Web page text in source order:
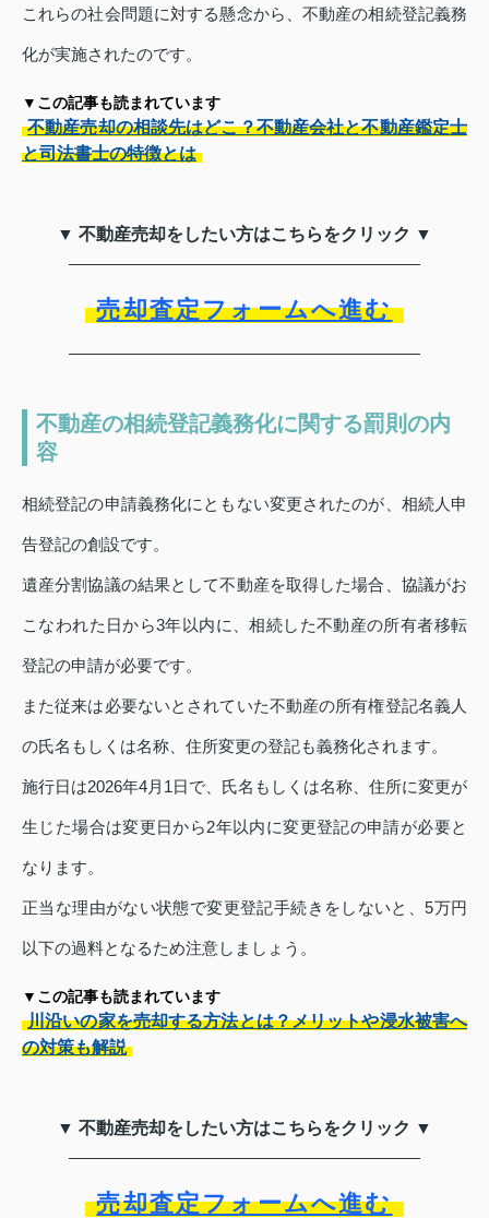
これらの社会問題に対する懸念から、不動産の相続登記義務
化が実施されたのです。
▼この記事も読まれています
不動産売却の相談先はどこ？不動産会社と不動産鑑定士
と司法書士の特徴とは
▼ 不動産売却をしたい方はこちらをクリック ▼
売却査定フォームへ進む
不動産の相続登記義務化に関する罰則の内
容
相続登記の申請義務化にともない変更されたのが、相続人申
告登記の創設です。
遺産分割協議の結果として不動産を取得した場合、協議がお
こなわれた日から3年以内に、相続した不動産の所有者移転
登記の申請が必要です。
また従来は必要ないとされていた不動産の所有権登記名義人
の氏名もしくは名称、住所変更の登記も義務化されます。
施行日は2026年4月1日で、氏名もしくは名称、住所に変更が
生じた場合は変更日から2年以内に変更登記の申請が必要と
なります。
正当な理由がない状態で変更登記手続きをしないと、5万円
以下の過料となるため注意しましょう。
▼この記事も読まれています
川沿いの家を売却する方法とは？メリットや浸水被害へ
の対策も解説
▼ 不動産売却をしたい方はこちらをクリック ▼
売却査定フォームへ進む